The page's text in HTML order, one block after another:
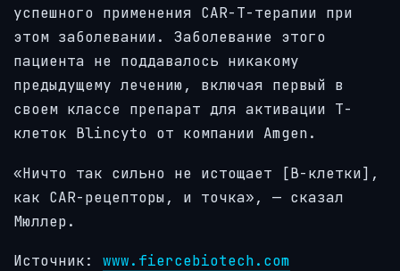
успешного применения CAR-T-терапии при
этом заболевании. Заболевание этого
пациента не поддавалось никакому
предыдущему лечению, включая первый в
своем классе препарат для активации Т-
клеток Blincyto от компании Amgen.
«Ничто так сильно не истощает [B-клетки],
как CAR-рецепторы, и точка», — сказал
Мюллер.
Источник: www.fiercebiotech.com